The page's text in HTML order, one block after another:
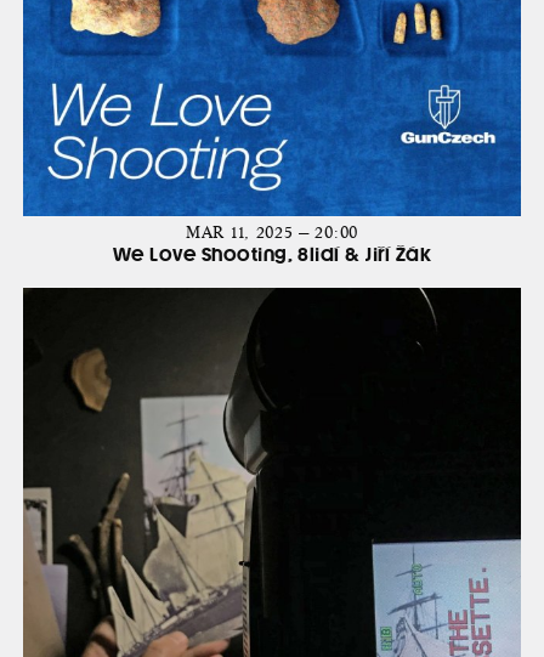
MAR 11, 2025 — 20:00
We Love Shooting, 8lidí & Jiří Žák